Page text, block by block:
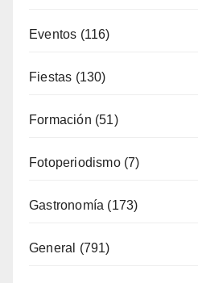
Eventos (116)
Fiestas (130)
Formación (51)
Fotoperiodismo(7)
Gastronomía (173)
General (791)